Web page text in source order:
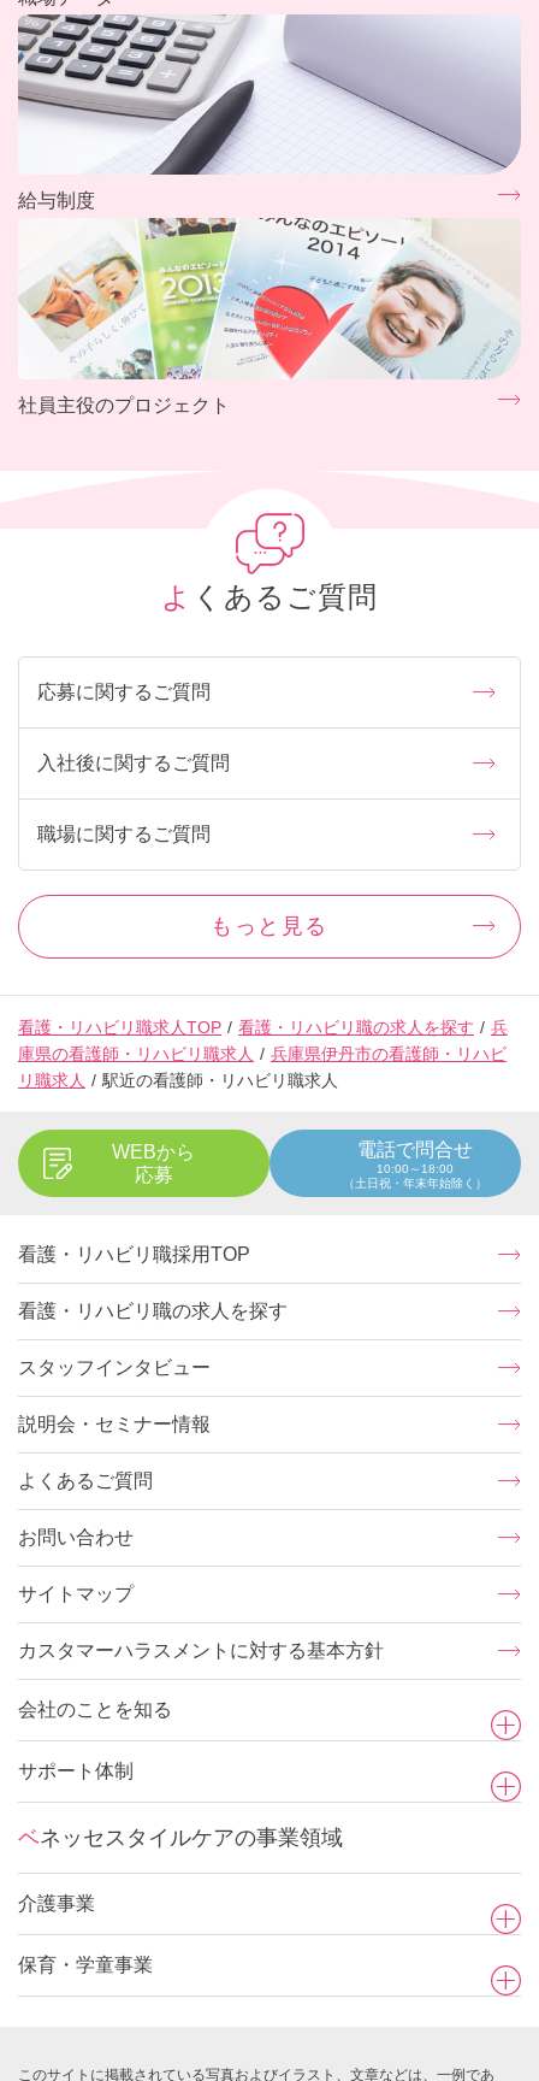
給与制度
社員主役のプロジェクト
よくあるご質問
応募に関するご質問
入社後に関するご質問
職場に関するご質問
もっと見る
看護・リハビリ職求人TOP 看護・リハビリ職の求人を探す
兵
庫県の看護師・リハビリ職求人
兵庫県伊丹市の看護師・リハビ
リ職求人
駅近の看護師・リハビリ職求人
WEBから
応募
電話で問合せ
10:00～18:00
（土日祝・年末年始除く）
看護・リハビリ職採用TOP
看護・リハビリ職の求人を探す
スタッフインタビュー
説明会・セミナー情報
よくあるご質問
お問い合わせ
サイトマップ
カスタマーハラスメントに対する基本方針
会社のことを知る
サポート体制
ベネッセスタイルケアの事業領域
介護事業
保育・学童事業
このサイトに掲載されている写真およびイラスト、文章などは、一例であ